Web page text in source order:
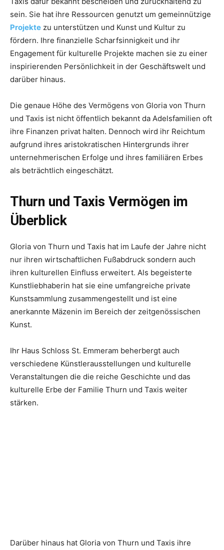
sein. Sie hat ihre Ressourcen genutzt um gemeinnützige
Projekte zu unterstützen und Kunst und Kultur zu
fördern. Ihre finanzielle Scharfsinnigkeit und ihr
Engagement für kulturelle Projekte machen sie zu einer
inspirierenden Persönlichkeit in der Geschäftswelt und
darüber hinaus.
Die genaue Höhe des Vermögens von Gloria von Thurn
und Taxis ist nicht öffentlich bekannt da Adelsfamilien oft
ihre Finanzen privat halten. Dennoch wird ihr Reichtum
aufgrund ihres aristokratischen Hintergrunds ihrer
unternehmerischen Erfolge und ihres familiären Erbes
als beträchtlich eingeschätzt.
Thurn und Taxis Vermögen im
Überblick
Gloria von Thurn und Taxis hat im Laufe der Jahre nicht
nur ihren wirtschaftlichen Fußabdruck sondern auch
ihren kulturellen Einfluss erweitert. Als begeisterte
Kunstliebhaberin hat sie eine umfangreiche private
Kunstsammlung zusammengestellt und ist eine
anerkannte Mäzenin im Bereich der zeitgenössischen
Kunst.
Ihr Haus Schloss St. Emmeram beherbergt auch
verschiedene Künstlerausstellungen und kulturelle
Veranstaltungen die die reiche Geschichte und das
kulturelle Erbe der Familie Thurn und Taxis weiter
stärken.
Darüber hinaus hat Gloria von Thurn und Taxis ihre